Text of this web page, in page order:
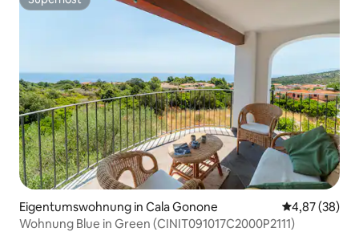
Superhost
Eigentumswohnung in Cala Gonone
4,87 (38)
Wohnung Blue in Green (CINIT091017C2000P2111)